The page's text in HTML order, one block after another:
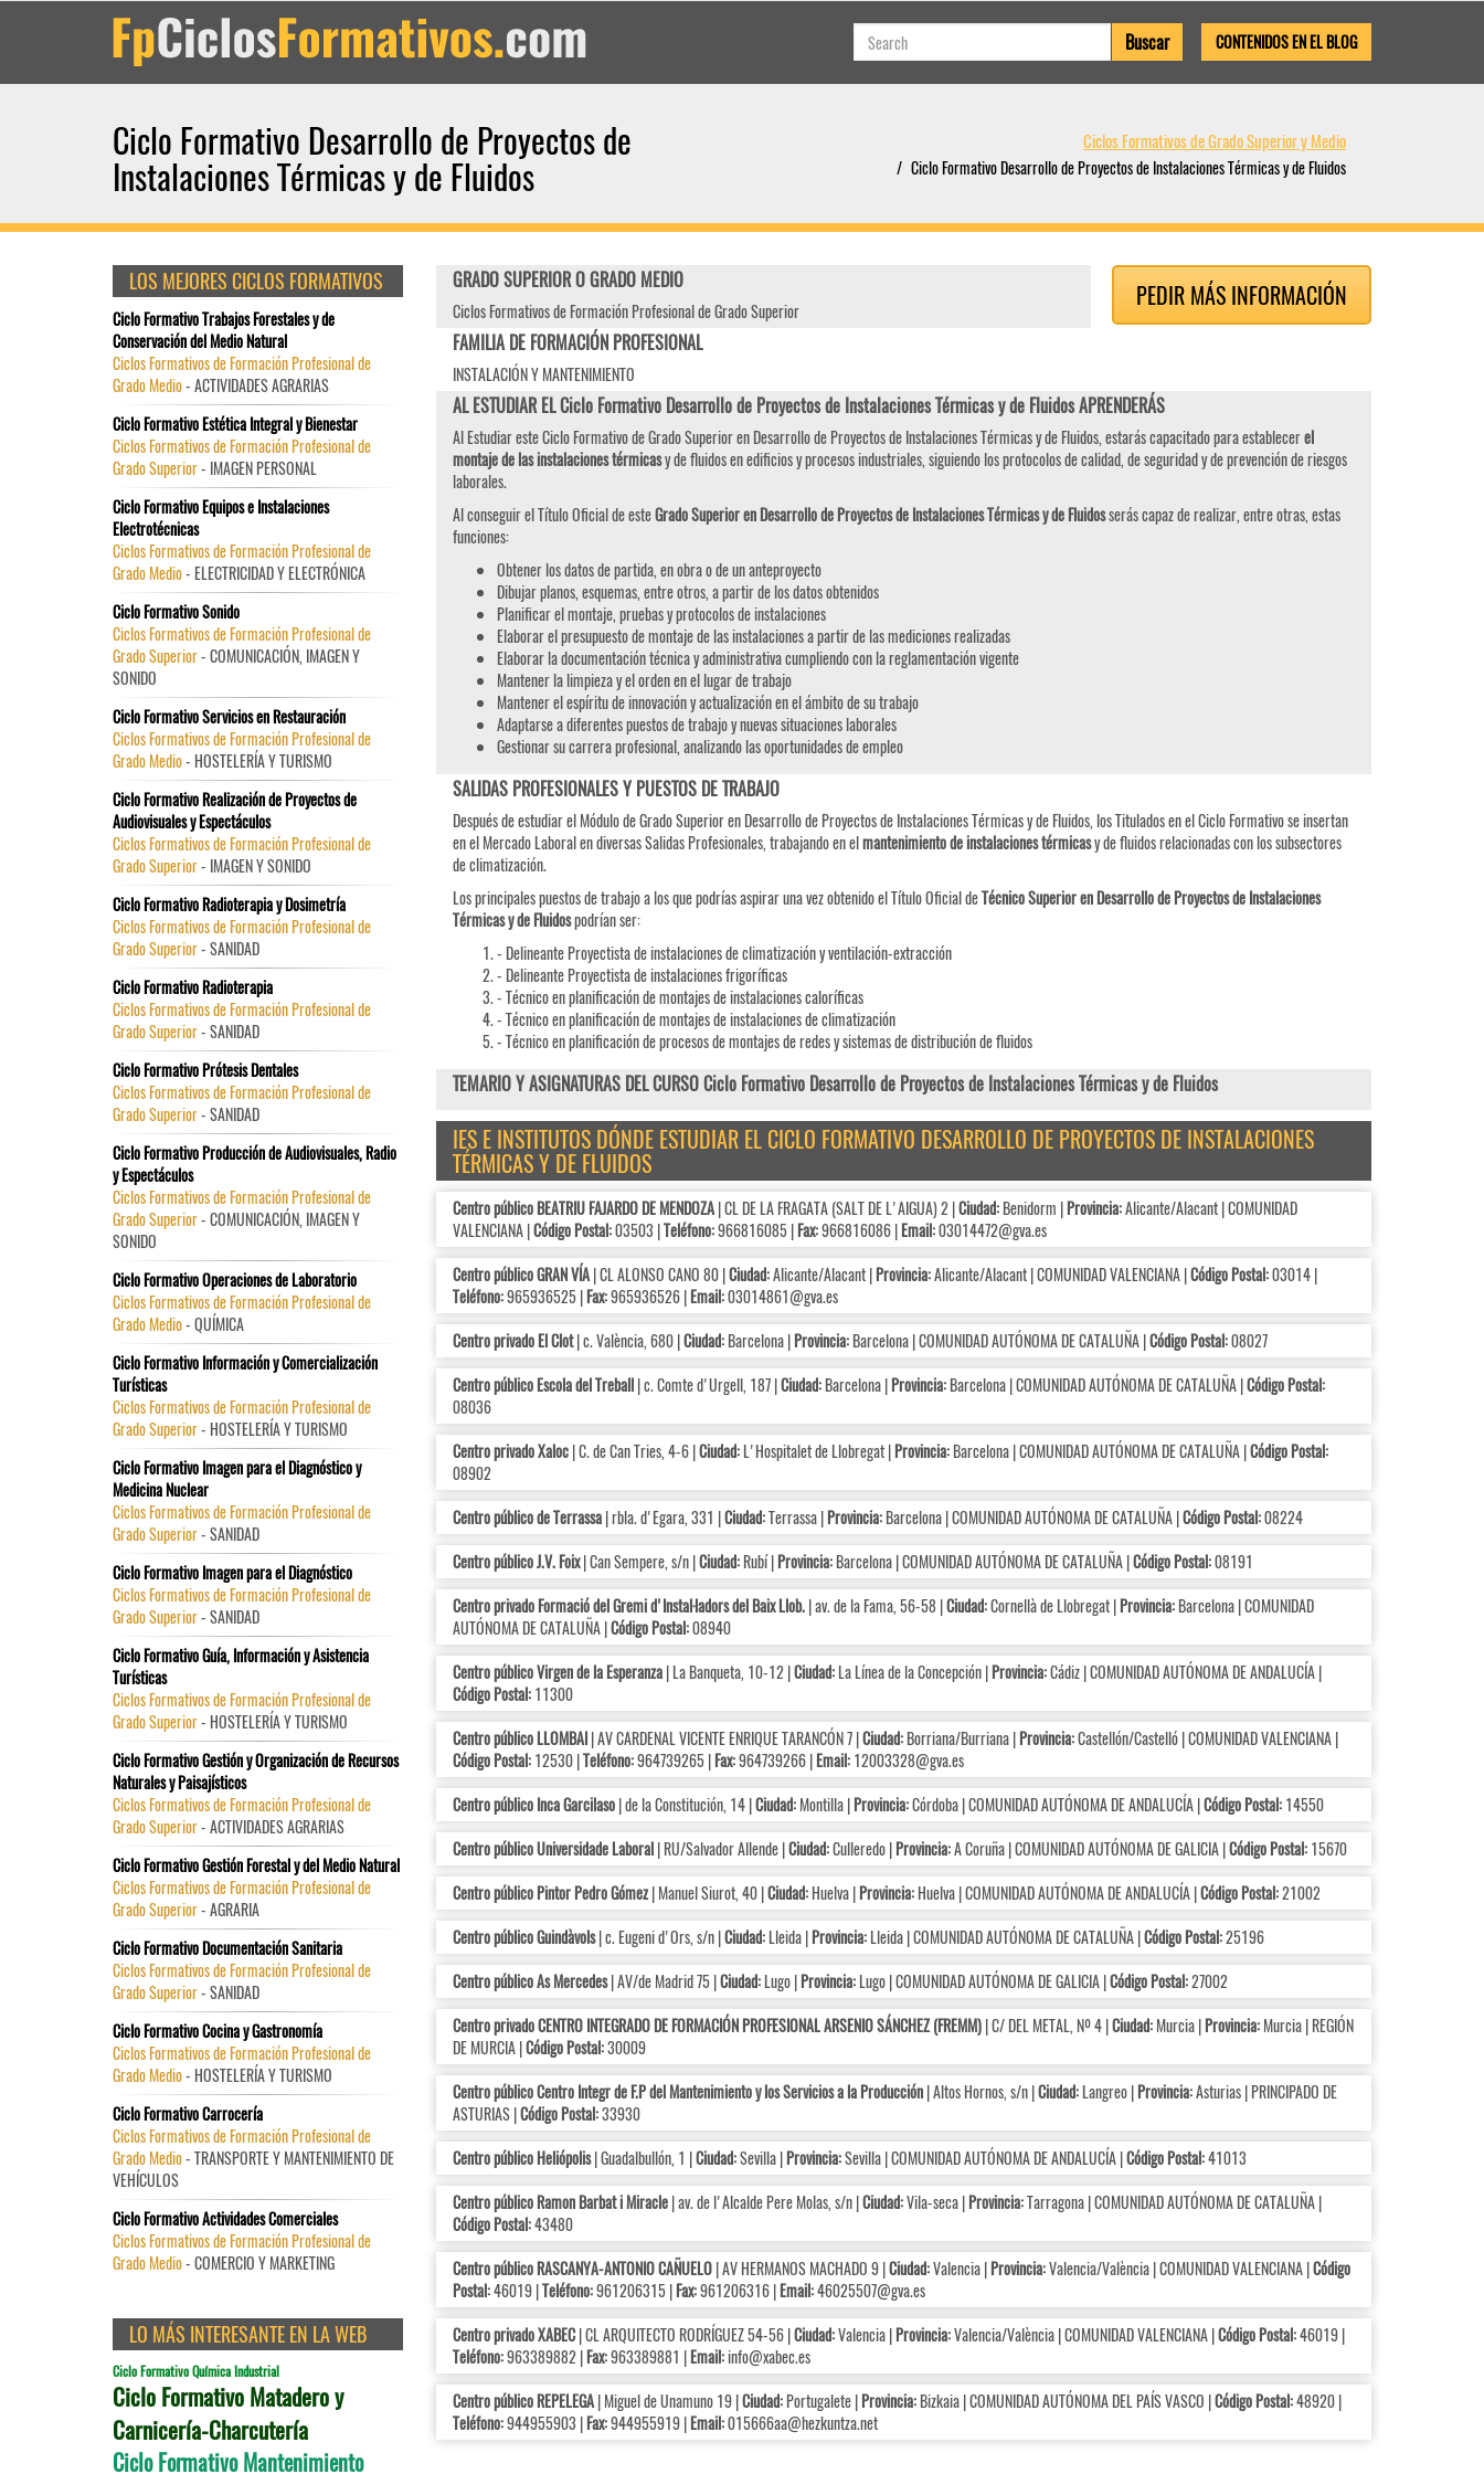
CONTENIDOS EN EL BLOG
Ciclo Formativo Desarrollo de Proyectos de
Instalaciones Térmicas y de Fluidos
Ciclos Formativos de Grado Superior y Medio
Ciclo Formativo Desarrollo de Proyectos de Instalaciones Térmicas y de Fluidos
PEDIR MÁS INFORMACIÓN
GRADO SUPERIOR O GRADO MEDIO
Ciclos Formativos de Formación Profesional de Grado Superior
FAMILIA DE FORMACIÓN PROFESIONAL
INSTALACIÓN Y MANTENIMIENTO
AL ESTUDIAR EL Ciclo Formativo Desarrollo de Proyectos de Instalaciones Térmicas y de Fluidos APRENDERÁS
Al Estudiar este Ciclo Formativo de Grado Superior en Desarrollo de Proyectos de Instalaciones Térmicas y de Fluidos, estarás capacitado para establecerel
montaje de las instalaciones térmicasy de fluidos en edificios y procesos industriales, siguiendo los protocolos de calidad, de seguridad y de prevención de riesgos
laborales.
Al conseguir el Título Oficial de esteGrado Superior en Desarrollo de Proyectos de Instalaciones Térmicas y de Fluidosserás capaz de realizar, entre otras, estas
funciones:
Obtener los datos de partida, en obra o de un anteproyecto
Dibujar planos, esquemas, entre otros, a partir de los datos obtenidos
Planificar el montaje, pruebas y protocolos de instalaciones
Elaborar el presupuesto de montaje de las instalaciones a partir de las mediciones realizadas
Elaborar la documentación técnica y administrativa cumpliendo con la reglamentación vigente
Mantener la limpieza y el orden en el lugar de trabajo
Mantener el espíritu de innovación y actualización en el ámbito de su trabajo
Adaptarse a diferentes puestos de trabajo y nuevas situaciones laborales
Gestionar su carrera profesional, analizando las oportunidades de empleo
SALIDAS PROFESIONALES Y PUESTOS DE TRABAJO
Después de estudiar el Módulo de Grado Superior en Desarrollo de Proyectos de Instalaciones Térmicas y de Fluidos, los Titulados en el Ciclo Formativo se insertan
en el Mercado Laboral en diversas Salidas Profesionales, trabajando en elmantenimiento de instalaciones térmicasy de fluidos relacionadas con los subsectores
de climatización.
Los principales puestos de trabajo a los que podrías aspirar una vez obtenido el Título Oficial deTécnico Superior en Desarrollo de Proyectos de Instalaciones
Térmicas y de Fluidospodrían ser:
- Delineante Proyectista de instalaciones de climatización y ventilación-extracción
- Delineante Proyectista de instalaciones frigoríficas
- Técnico en planificación de montajes de instalaciones caloríficas
- Técnico en planificación de montajes de instalaciones de climatización
- Técnico en planificación de procesos de montajes de redes y sistemas de distribución de fluidos
TEMARIO Y ASIGNATURAS DEL CURSO Ciclo Formativo Desarrollo de Proyectos de Instalaciones Térmicas y de Fluidos
IES E INSTITUTOS DÓNDE ESTUDIAR EL CICLO FORMATIVO DESARROLLO DE PROYECTOS DE INSTALACIONES
TÉRMICAS Y DE FLUIDOS
Centro público BEATRIU FAJARDO DE MENDOZA| CL DE LA FRAGATA (SALT DE L'AIGUA) 2 |Ciudad:Benidorm |Provincia:Alicante/Alacant | COMUNIDAD
VALENCIANA |Código Postal:03503 |Teléfono:966816085 |Fax:966816086 |Email:03014472@gva.es
Centro público GRAN VÍA| CL ALONSO CANO 80 |Ciudad:Alicante/Alacant |Provincia:Alicante/Alacant | COMUNIDAD VALENCIANA |Código Postal:03014 |
Teléfono:965936525 |Fax:965936526 |Email:03014861@gva.es
Centro privado El Clot| c. València, 680 |Ciudad:Barcelona |Provincia:Barcelona | COMUNIDAD AUTÓNOMA DE CATALUÑA |Código Postal:08027
Centro público Escola del Treball| c. Comte d'Urgell, 187 |Ciudad:Barcelona |Provincia:Barcelona | COMUNIDAD AUTÓNOMA DE CATALUÑA |Código Postal:
08036
Centro privado Xaloc| C. de Can Tries, 4-6 |Ciudad:L'Hospitalet de Llobregat |Provincia:Barcelona | COMUNIDAD AUTÓNOMA DE CATALUÑA |Código Postal:
08902
Centro público de Terrassa| rbla. d'Egara, 331 |Ciudad:Terrassa |Provincia:Barcelona | COMUNIDAD AUTÓNOMA DE CATALUÑA |Código Postal:08224
Centro público J.V. Foix| Can Sempere, s/n |Ciudad:Rubí |Provincia:Barcelona | COMUNIDAD AUTÓNOMA DE CATALUÑA |Código Postal:08191
Centro privado Formació del Gremi d'Instal·ladors del Baix Llob.| av. de la Fama, 56-58 |Ciudad:Cornellà de Llobregat |Provincia:Barcelona | COMUNIDAD
AUTÓNOMA DE CATALUÑA |Código Postal:08940
Centro público Virgen de la Esperanza| La Banqueta, 10-12 |Ciudad:La Línea de la Concepción |Provincia:Cádiz | COMUNIDAD AUTÓNOMA DE ANDALUCÍA |
Código Postal:11300
Centro público LLOMBAI| AV CARDENAL VICENTE ENRIQUE TARANCÓN 7 |Ciudad:Borriana/Burriana |Provincia:Castellón/Castelló | COMUNIDAD VALENCIANA |
Código Postal:12530 |Teléfono:964739265 |Fax:964739266 |Email:12003328@gva.es
Centro público Inca Garcilaso| de la Constitución, 14 |Ciudad:Montilla |Provincia:Córdoba | COMUNIDAD AUTÓNOMA DE ANDALUCÍA |Código Postal:14550
Centro público Universidade Laboral| RU/Salvador Allende |Ciudad:Culleredo |Provincia:A Coruña | COMUNIDAD AUTÓNOMA DE GALICIA |Código Postal:15670
Centro público Pintor Pedro Gómez| Manuel Siurot, 40 |Ciudad:Huelva |Provincia:Huelva | COMUNIDAD AUTÓNOMA DE ANDALUCÍA |Código Postal:21002
Centro público Guindàvols| c. Eugeni d'Ors, s/n |Ciudad:Lleida |Provincia:Lleida | COMUNIDAD AUTÓNOMA DE CATALUÑA |Código Postal:25196
Centro público As Mercedes| AV/de Madrid 75 |Ciudad:Lugo |Provincia:Lugo | COMUNIDAD AUTÓNOMA DE GALICIA |Código Postal:27002
Centro privado CENTRO INTEGRADO DE FORMACIÓN PROFESIONAL ARSENIO SÁNCHEZ (FREMM)| C/ DEL METAL, Nº 4 |Ciudad:Murcia |Provincia:Murcia | REGIÓN
DE MURCIA |Código Postal:30009
Centro público Centro Integr de F.P del Mantenimiento y los Servicios a la Producción| Altos Hornos, s/n |Ciudad:Langreo |Provincia:Asturias | PRINCIPADO DE
ASTURIAS |Código Postal:33930
Centro público Heliópolis| Guadalbullón, 1 |Ciudad:Sevilla |Provincia:Sevilla | COMUNIDAD AUTÓNOMA DE ANDALUCÍA |Código Postal:41013
Centro público Ramon Barbat i Miracle| av. de l'Alcalde Pere Molas, s/n |Ciudad:Vila-seca |Provincia:Tarragona | COMUNIDAD AUTÓNOMA DE CATALUÑA |
Código Postal:43480
Centro público RASCANYA-ANTONIO CAÑUELO| AV HERMANOS MACHADO 9 |Ciudad:Valencia |Provincia:Valencia/València | COMUNIDAD VALENCIANA |Código
Postal:46019 |Teléfono:961206315 |Fax:961206316 |Email:46025507@gva.es
Centro privado XABEC| CL ARQUITECTO RODRÍGUEZ 54-56 |Ciudad:Valencia |Provincia:Valencia/València | COMUNIDAD VALENCIANA |Código Postal:46019 |
Teléfono:963389882 |Fax:963389881 |Email:info@xabec.es
Centro público REPELEGA| Miguel de Unamuno 19 |Ciudad:Portugalete |Provincia:Bizkaia | COMUNIDAD AUTÓNOMA DEL PAÍS VASCO |Código Postal:48920 |
Teléfono:944955903 |Fax:944955919 |Email:015666aa@hezkuntza.net
LOS MEJORES CICLOS FORMATIVOS
Ciclo Formativo Trabajos Forestales y de
Conservación del Medio Natural
Ciclos Formativos de Formación Profesional de
Grado Medio- ACTIVIDADES AGRARIAS
Ciclo Formativo Estética Integral y Bienestar
Ciclos Formativos de Formación Profesional de
Grado Superior- IMAGEN PERSONAL
Ciclo Formativo Equipos e Instalaciones
Electrotécnicas
Ciclos Formativos de Formación Profesional de
Grado Medio- ELECTRICIDAD Y ELECTRÓNICA
Ciclo Formativo Sonido
Ciclos Formativos de Formación Profesional de
Grado Superior- COMUNICACIÓN, IMAGEN Y
SONIDO
Ciclo Formativo Servicios en Restauración
Ciclos Formativos de Formación Profesional de
Grado Medio- HOSTELERÍA Y TURISMO
Ciclo Formativo Realización de Proyectos de
Audiovisuales y Espectáculos
Ciclos Formativos de Formación Profesional de
Grado Superior- IMAGEN Y SONIDO
Ciclo Formativo Radioterapia y Dosimetría
Ciclos Formativos de Formación Profesional de
Grado Superior- SANIDAD
Ciclo Formativo Radioterapia
Ciclos Formativos de Formación Profesional de
Grado Superior- SANIDAD
Ciclo Formativo Prótesis Dentales
Ciclos Formativos de Formación Profesional de
Grado Superior- SANIDAD
Ciclo Formativo Producción de Audiovisuales, Radio
y Espectáculos
Ciclos Formativos de Formación Profesional de
Grado Superior- COMUNICACIÓN, IMAGEN Y
SONIDO
Ciclo Formativo Operaciones de Laboratorio
Ciclos Formativos de Formación Profesional de
Grado Medio- QUÍMICA
Ciclo Formativo Información y Comercialización
Turísticas
Ciclos Formativos de Formación Profesional de
Grado Superior- HOSTELERÍA Y TURISMO
Ciclo Formativo Imagen para el Diagnóstico y
Medicina Nuclear
Ciclos Formativos de Formación Profesional de
Grado Superior- SANIDAD
Ciclo Formativo Imagen para el Diagnóstico
Ciclos Formativos de Formación Profesional de
Grado Superior- SANIDAD
Ciclo Formativo Guía, Información y Asistencia
Turísticas
Ciclos Formativos de Formación Profesional de
Grado Superior- HOSTELERÍA Y TURISMO
Ciclo Formativo Gestión y Organización de Recursos
Naturales y Paisajísticos
Ciclos Formativos de Formación Profesional de
Grado Superior- ACTIVIDADES AGRARIAS
Ciclo Formativo Gestión Forestal y del Medio Natural
Ciclos Formativos de Formación Profesional de
Grado Superior- AGRARIA
Ciclo Formativo Documentación Sanitaria
Ciclos Formativos de Formación Profesional de
Grado Superior- SANIDAD
Ciclo Formativo Cocina y Gastronomía
Ciclos Formativos de Formación Profesional de
Grado Medio- HOSTELERÍA Y TURISMO
Ciclo Formativo Carrocería
Ciclos Formativos de Formación Profesional de
Grado Medio- TRANSPORTE Y MANTENIMIENTO DE
VEHÍCULOS
Ciclo Formativo Actividades Comerciales
Ciclos Formativos de Formación Profesional de
Grado Medio- COMERCIO Y MARKETING
LO MÁS INTERESANTE EN LA WEB
Ciclo Formativo Química Industrial
Ciclo Formativo Matadero y
Carnicería-Charcutería
Ciclo Formativo Mantenimiento